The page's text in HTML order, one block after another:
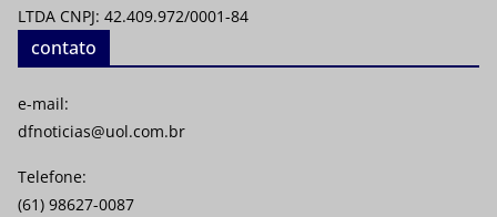
LTDA CNPJ: 42.409.972/0001-84
contato
e-mail:
dfnoticias@uol.com.br
Telefone:
(61) 98627-0087